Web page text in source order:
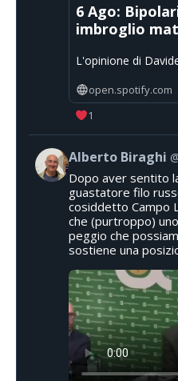
6 Ago:
imbroglio
L'opinione di
open.spotify.com
1
Alberto Biraghi
Dopo aver sentito
guastatore filo
cosiddetto Campo
che (purtroppo)
peggio che
sostiene una